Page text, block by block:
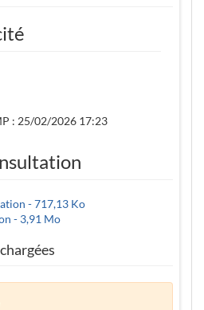
: 25/02/2026 17:23
- 717,13 Ko
- 3,91 Mo